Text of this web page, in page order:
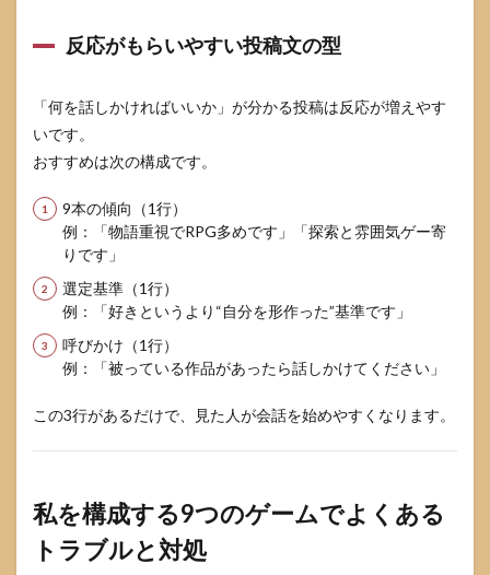
反応がもらいやすい投稿文の型
「何を話しかければいいか」が分かる投稿は反応が増えやす
いです。
おすすめは次の構成です。
9本の傾向（1行）
例：「物語重視でRPG多めです」「探索と雰囲気ゲー寄
りです」
選定基準（1行）
例：「好きというより“自分を形作った”基準です」
呼びかけ（1行）
例：「被っている作品があったら話しかけてください」
この3行があるだけで、見た人が会話を始めやすくなります。
私を構成する9つのゲームでよくある
トラブルと対処